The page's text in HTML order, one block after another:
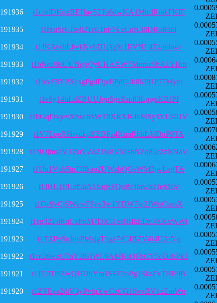
191936
t1cmfDKqxBEHav52Tu6dwKA1MtrdRmkFKfF
191935
t1bruSc6Tx4t2Tc6TpF7ExCqK36DRoif4hi
191934
t1JKAyshLfwkNvbD1j3g9c1EVNL4Tzjmbwe
191933
t1bNetJ8eUUNojg7yUHAXW7Mbruc9bALYBm
191932
t1btvF8YPXcsgPgdDprEPdUab8M81P77Mym
191931
t1eSg14hLdZRUUJgo5geZao83LppjsKBJPf
191930
t1bGqDsqevXbxchSWT9XRXR46MSy3YLS61V
191929
t1V7LqeX9hvukpXZBPa4KuqR6bLJdDnP9TA
191928
t1NQjms2VTZuVZo2Tw8VM3hNZq85e2zNNaV
191927
t1Uu1Vph5tnJ38kao2UWzbQGeWM2jwLegTA
191926
t1JHUj2fUaf5aA1XqRFQuBeJfawhZJeb16v
191925
t1Qe9vCjSWywF8yv3w1YDW7iy2JWriCuesX
191924
t1ag32T8RqCvPdM7DX51xBBfkEDv3XKxWWi
191923
t1TZPvSuJnePMzjgT1gz7rC4BZVdi4U2aNq
191922
t1co26wzU7nY28HWL9AMKsQFbCY5oDebPk3
191921
t1JEATi9ZwQHUhYm1SSF2oPg1SkzFxTHE9B
191920
t1ZTExa24tV3yPvfqXwCzCG1SvvBV1xEmWp